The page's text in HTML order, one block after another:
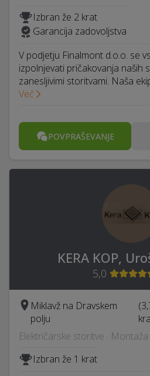
Izbran že 2 krat
Garancija zadovoljstva
V podjetju Finalmont d.o.o. se
izpolnjevati pričakovanja naših
zanesljivimi storitvami. Naša
Več
POVPRAŠEVANJE
KERA KOP,
5,0
Miklavž na Dravskem
polju
Električarske storitve ·
Izbran že 1 krat